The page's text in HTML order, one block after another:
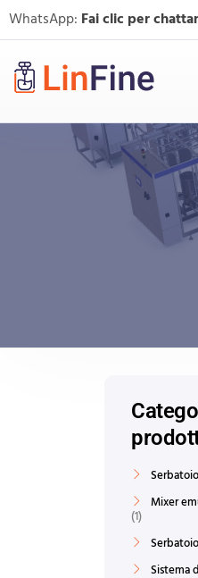
WhatsApp: Fai clic per
Mixer
1
Sistema